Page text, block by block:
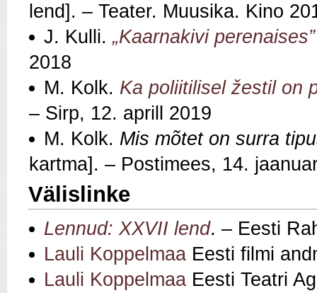
lend]. – Teater. Muusika. Kino
J. Kulli. „Kaarnakivi
2018
M. Kolk. Ka poliitilisel žestil on
– Sirp, 12. aprill 2019
M. Kolk. Mis mõtet on surra
kartma]. – Postimees, 14.
Välislinke
Lennud: XXVII lend. – Eesti
Lauli Koppelmaa Eesti filmi
Lauli Koppelmaa Eesti Teatri